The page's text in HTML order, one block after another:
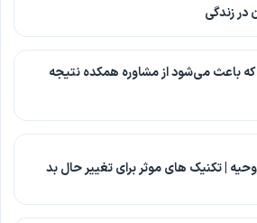
در زندگی
که باعث می‌شود از مشاوره همکده نتیجه
| تکنیک های موثر برای تغییر حال بد